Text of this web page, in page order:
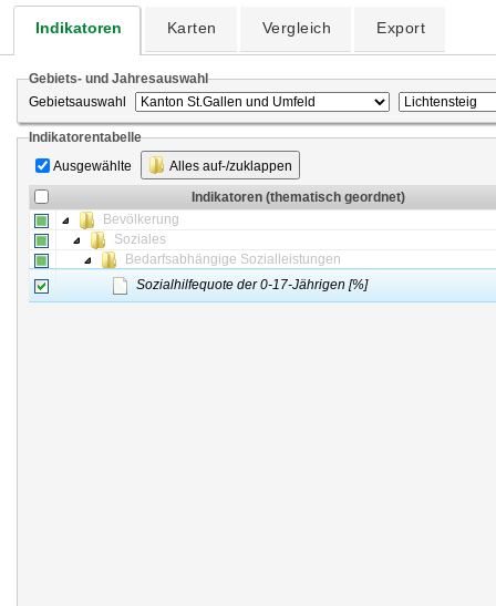
Indikatoren Karten Vergleich Export
Gebiets- und Jahresauswahl
Gebietsauswahl
Indikatorentabelle
Ausgewählte
Alles auf-/zuklappen
Indikatoren (thematisch geordnet)
Bevölkerung
Soziales
Bedarfsabhängige Sozialleistungen
Sozialhilfequote der 0-17-Jährigen [%]